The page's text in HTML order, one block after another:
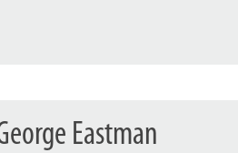
Eastman